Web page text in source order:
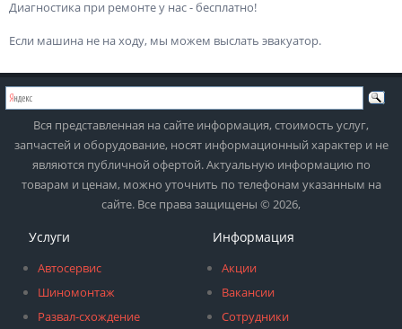
Диагностика при ремонте у нас - бесплатно!
Если машина не на ходу, мы можем выслать эвакуатор.
Вся представленная на сайте информация, стоимость услуг,
запчастей и оборудование, носят информационный характер и не
являются публичной офертой. Актуальную информацию по
товарам и ценам, можно уточнить по телефонам указанным на
сайте. Все права защищены © 2026,
Услуги
Автосервис
Шиномонтаж
Развал-схождение
Информация
Акции
Вакансии
Сотрудники